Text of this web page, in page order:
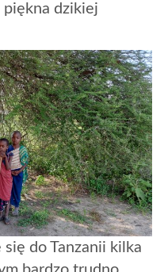
dzikiej
do Tanzanii kilka